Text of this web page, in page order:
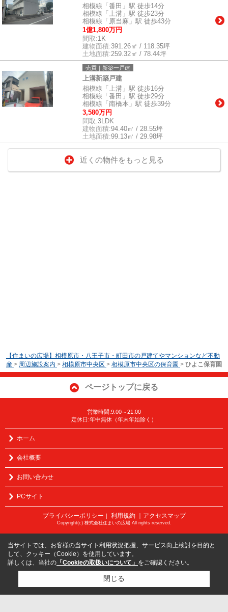
相模線「番田」駅 徒歩14分
相模線「上溝」駅 徒歩23分
相模線「原当麻」駅 徒歩43分
1億1,800万円
間取:1K
建物面積:391.26㎡ / 118.35坪
土地面積:259.32㎡ / 78.44坪
売買｜新築一戸建
上溝新築戸建
相模線「上溝」駅 徒歩16分
相模線「番田」駅 徒歩29分
相模線「南橋本」駅 徒歩39分
3,580万円
間取:3LDK
建物面積:94.40㎡ / 28.55坪
土地面積:99.13㎡ / 29.98坪
近くの物件をもっと見る
【住まいの広場】相模原市・八王子市・町田市の戸建てやマンションなど不動
産 > 周辺施設案内 > 相模原市中央区 > 相模原市中央区の保育園 > ひよこ保育園
ページトップに戻る
営業時間:9:00～21:00
定休日:年中無休（年末年始除く）
ホーム
会社概要
お問い合わせ
PCサイト
プライバシーポリシー ｜ 利用規約 ｜アクセスマップ
Copyright(c) 株式会社住まいの広場 All rights reserved.
当サイトでは、お客様の当サイト利用状況把握、サービス向上検討を目的と
して、クッキー（Cookie）を使用しています。
詳しくは、当社の 「Cookieの取扱いについて」 をご確認ください。
閉じる